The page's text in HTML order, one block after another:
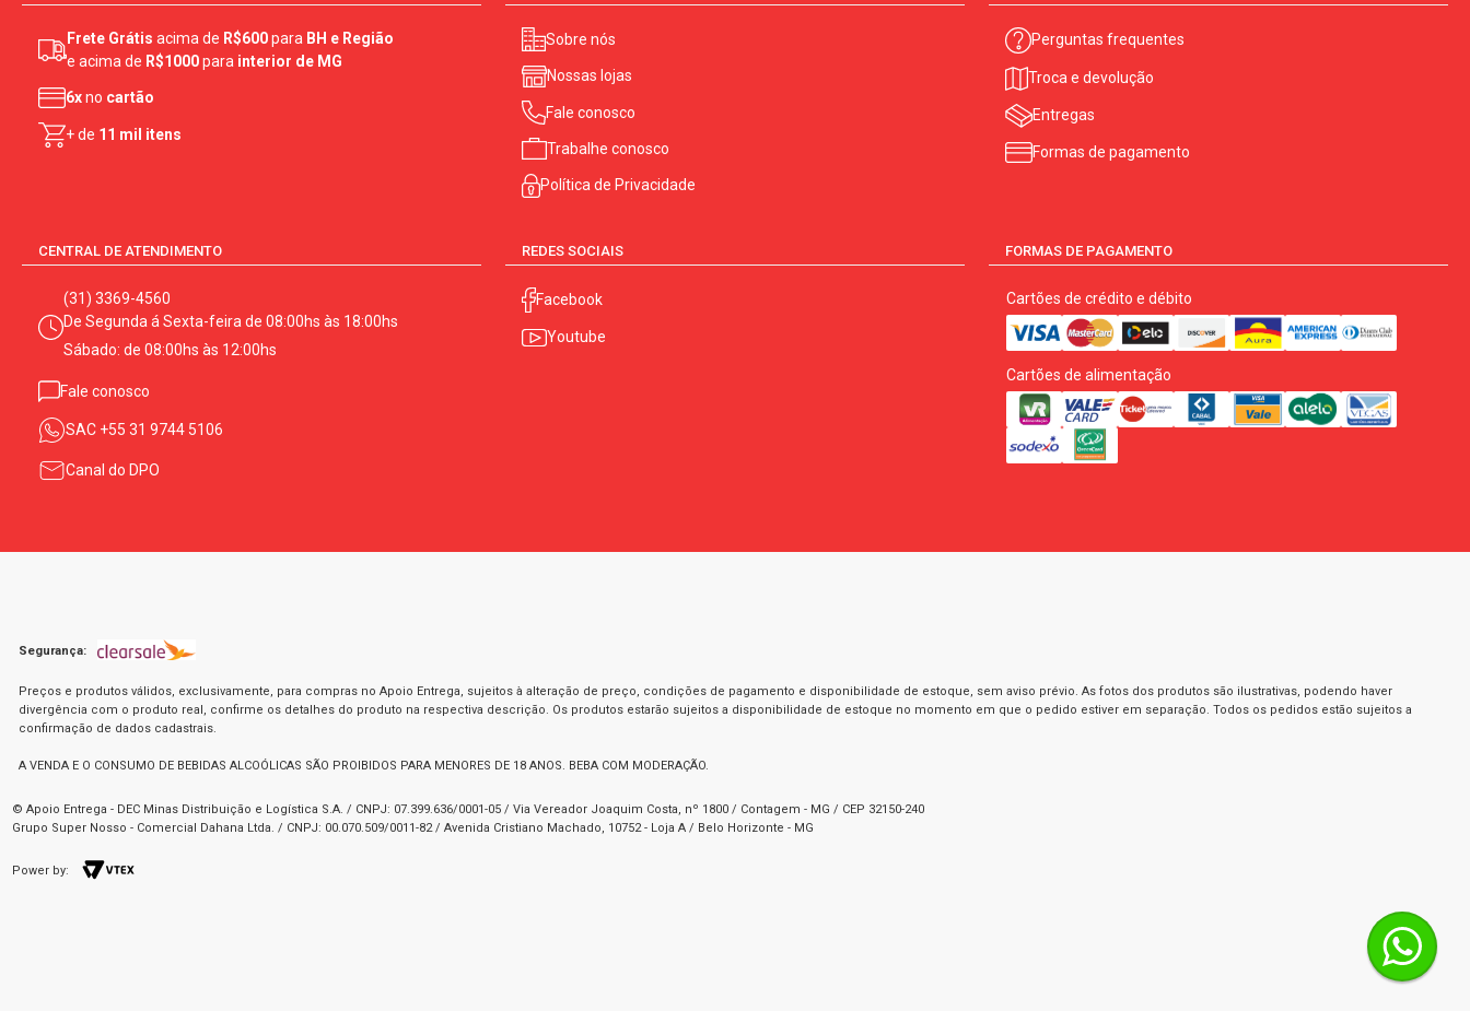
Frete Grátis acima de R$600para BH e Região
e acima de R$1000para interior de MG
6xno cartão
+ de 11 mil itens
Sobre nós
Nossas lojas
Fale conosco
Trabalhe conosco
Política de Privacidade
Perguntas frequentes
Troca e devolução
Entregas
Formas de pagamento
CENTRAL DE ATENDIMENTO
(31) 3369-4560
De Segunda á Sexta-feira de 08:00hs às 18:00hs
Sábado: de 08:00hs às 12:00hs
Fale conosco
SAC +55 31 9744 5106
Canal do DPO
REDES SOCIAIS
Facebook
Youtube
FORMAS DE PAGAMENTO
Cartões de crédito e débito
Cartões de alimentação
Segurança:
Preços e produtos válidos, exclusivamente, para compras no Apoio Entrega, sujeitos à alteração de preço, condições de pagamento e disponibilidade de estoque, sem aviso prévio. As fotos dos produtos são ilustrativas, podendo haver
divergência com o produto real, confirme os detalhes do produto na respectiva descrição. Os produtos estarão sujeitos a disponibilidade de estoque no momento em que o pedido estiver em separação. Todos os pedidos estão sujeitos a
confirmação de dados cadastrais.
A VENDA E O CONSUMO DE BEBIDAS ALCOÓLICAS SÃO PROIBIDOS PARA MENORES DE 18 ANOS. BEBA COM MODERAÇÃO.
© Apoio Entrega - DEC Minas Distribuição e Logística S.A. / CNPJ: 07.399.636/0001-05 / Via Vereador Joaquim Costa, nº 1800 / Contagem - MG / CEP 32150-240
Grupo Super Nosso - Comercial Dahana Ltda. / CNPJ: 00.070.509/0011-82 / Avenida Cristiano Machado, 10752 - Loja A / Belo Horizonte - MG
Power by: